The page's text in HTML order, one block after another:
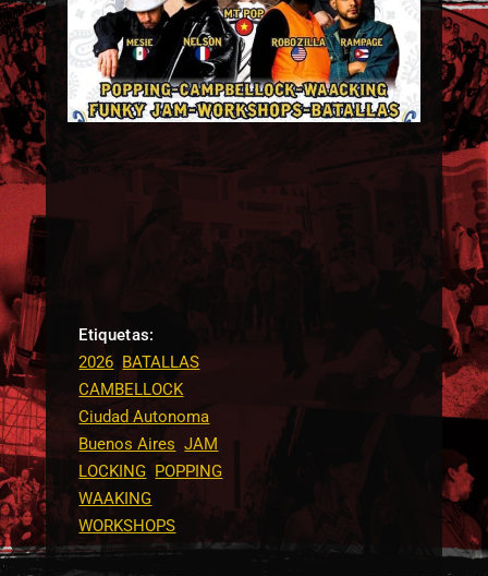
Etiquetas:
2026, BATALLAS
CAMBELLOCK
Ciudad Autonoma
Buenos Aires JAM
LOCKING, POPPING
WAAKING
WORKSHOPS